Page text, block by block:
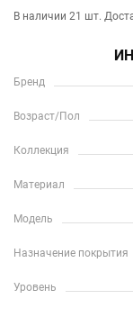
В наличии 21 шт.
Бренд
Возраст/Пол
Коллекция
Материал
Модель
Назначение покрытия
Уровень